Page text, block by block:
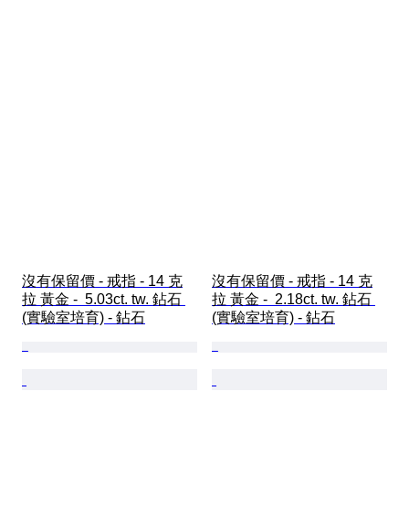
沒有保留價 - 戒指 - 14 克
拉 黃金 -  5.03ct. tw. 鉆石
(實驗室培育) - 鉆石
沒有保留價 - 戒指 - 14 克
拉 黃金 -  2.18ct. tw. 鉆石
(實驗室培育) - 鉆石